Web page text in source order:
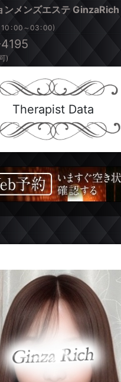
ンメンズエステ GinzaRich
:00～03 :00)
)
Therapist Data